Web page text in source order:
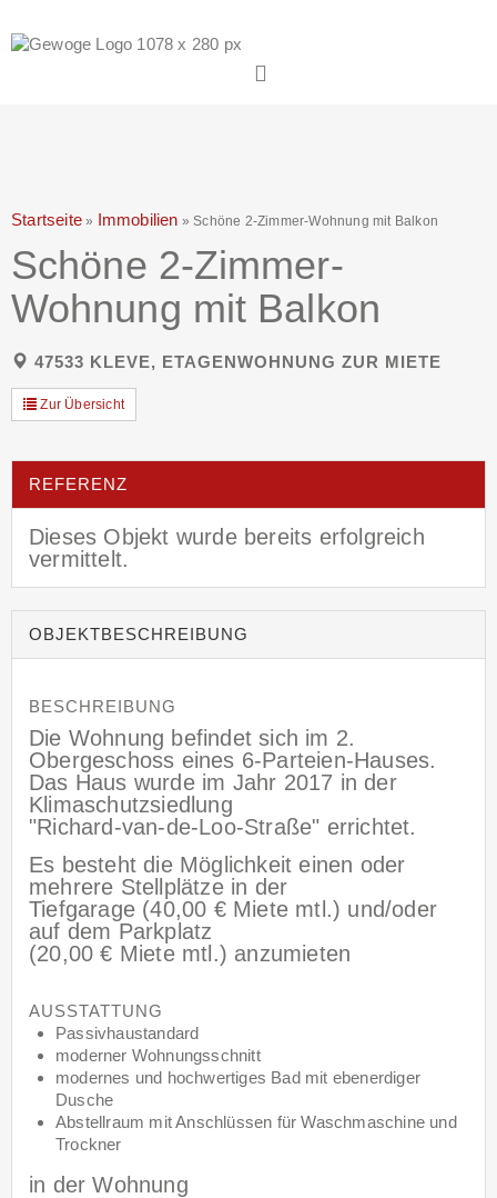
Startseite » Immobilien »Schöne 2-Zimmer-Wohnung mit Balkon
Schöne 2-Zimmer-
Wohnung mit Balkon
47533 KLEVE, ETAGENWOHNUNG ZUR MIETE
Zur Übersicht
REFERENZ
Dieses Objekt wurde bereits erfolgreich
vermittelt.
OBJEKT­BESCHREIBUNG
BESCHREIBUNG
Die Wohnung befindet sich im 2.
Obergeschoss eines 6-Parteien-Hauses.
Das Haus wurde im Jahr 2017 in der
Klimaschutzsiedlung
"Richard-van-de-Loo-Straße" errichtet.
Es besteht die Möglichkeit einen oder
mehrere Stellplätze in der
Tiefgarage (40,00 € Miete mtl.) und/oder
auf dem Parkplatz
(20,00 € Miete mtl.) anzumieten
AUSSTATTUNG
Passivhaustandard
moderner Wohnungsschnitt
modernes und hochwertiges Bad mit ebenerdiger
Dusche
Abstellraum mit Anschlüssen für Waschmaschine und
Trockner
in der Wohnung